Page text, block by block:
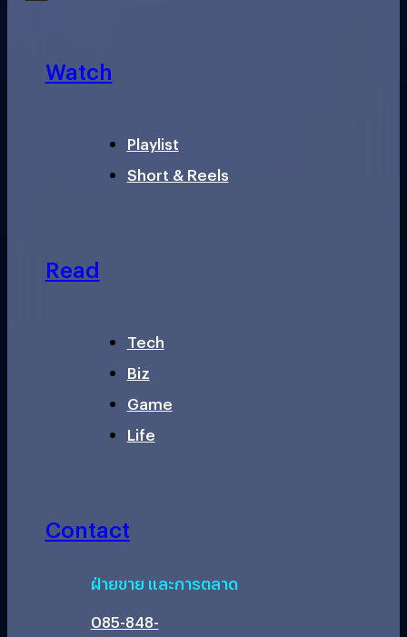
Watch
Playlist
Short & Reels
Read
Tech
Biz
Game
Life
Contact
ฝ่ายขาย และการตลาด
085-848-